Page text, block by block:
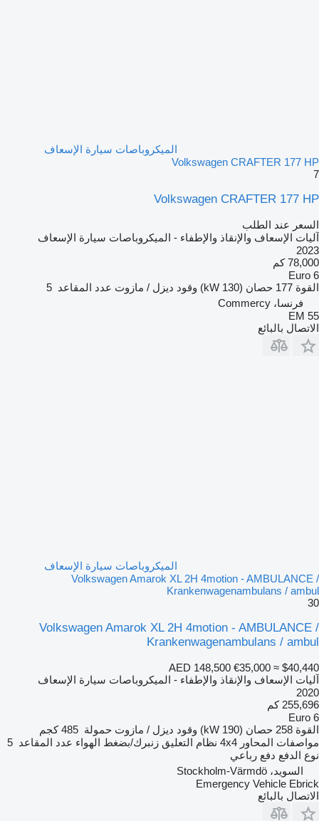
الميكروباصات سيارة الإسعاف
Volkswagen CRAFTER 177 HP
7
Volkswagen CRAFTER 177 HP
السعر عند الطلب
آليات الإسعاف والإنقاذ والإطفاء - الميكروباصات سيارة الإسعاف
2023
78,000 كم
Euro 6
القوة 177 حصان (130 kW) وقود ديزل / مازوت عدد المقاعد 5
فرنسا، Commercy
EM 55
الاتصال بالبائع
الميكروباصات سيارة الإسعاف
Volkswagen Amarok XL 2H 4motion - AMBULANCE /
Krankenwagenambulans / ambul
30
Volkswagen Amarok XL 2H 4motion - AMBULANCE /
Krankenwagenambulans / ambul
AED 148,500 €35,000 ≈ $40,440
آليات الإسعاف والإنقاذ والإطفاء - الميكروباصات سيارة الإسعاف
2020
255,696 كم
Euro 6
القوة 258 حصان (190 kW) وقود ديزل / مازوت حمولة 485 كجم
مواصفات المحاور 4x4 نظام التعليق زنبرك/بضغط الهواء عدد المقاعد 5
نوع الدفع دفع رباعي
السويد، Stockholm-Värmdö
Emergency Vehicle Ebrick
الاتصال بالبائع